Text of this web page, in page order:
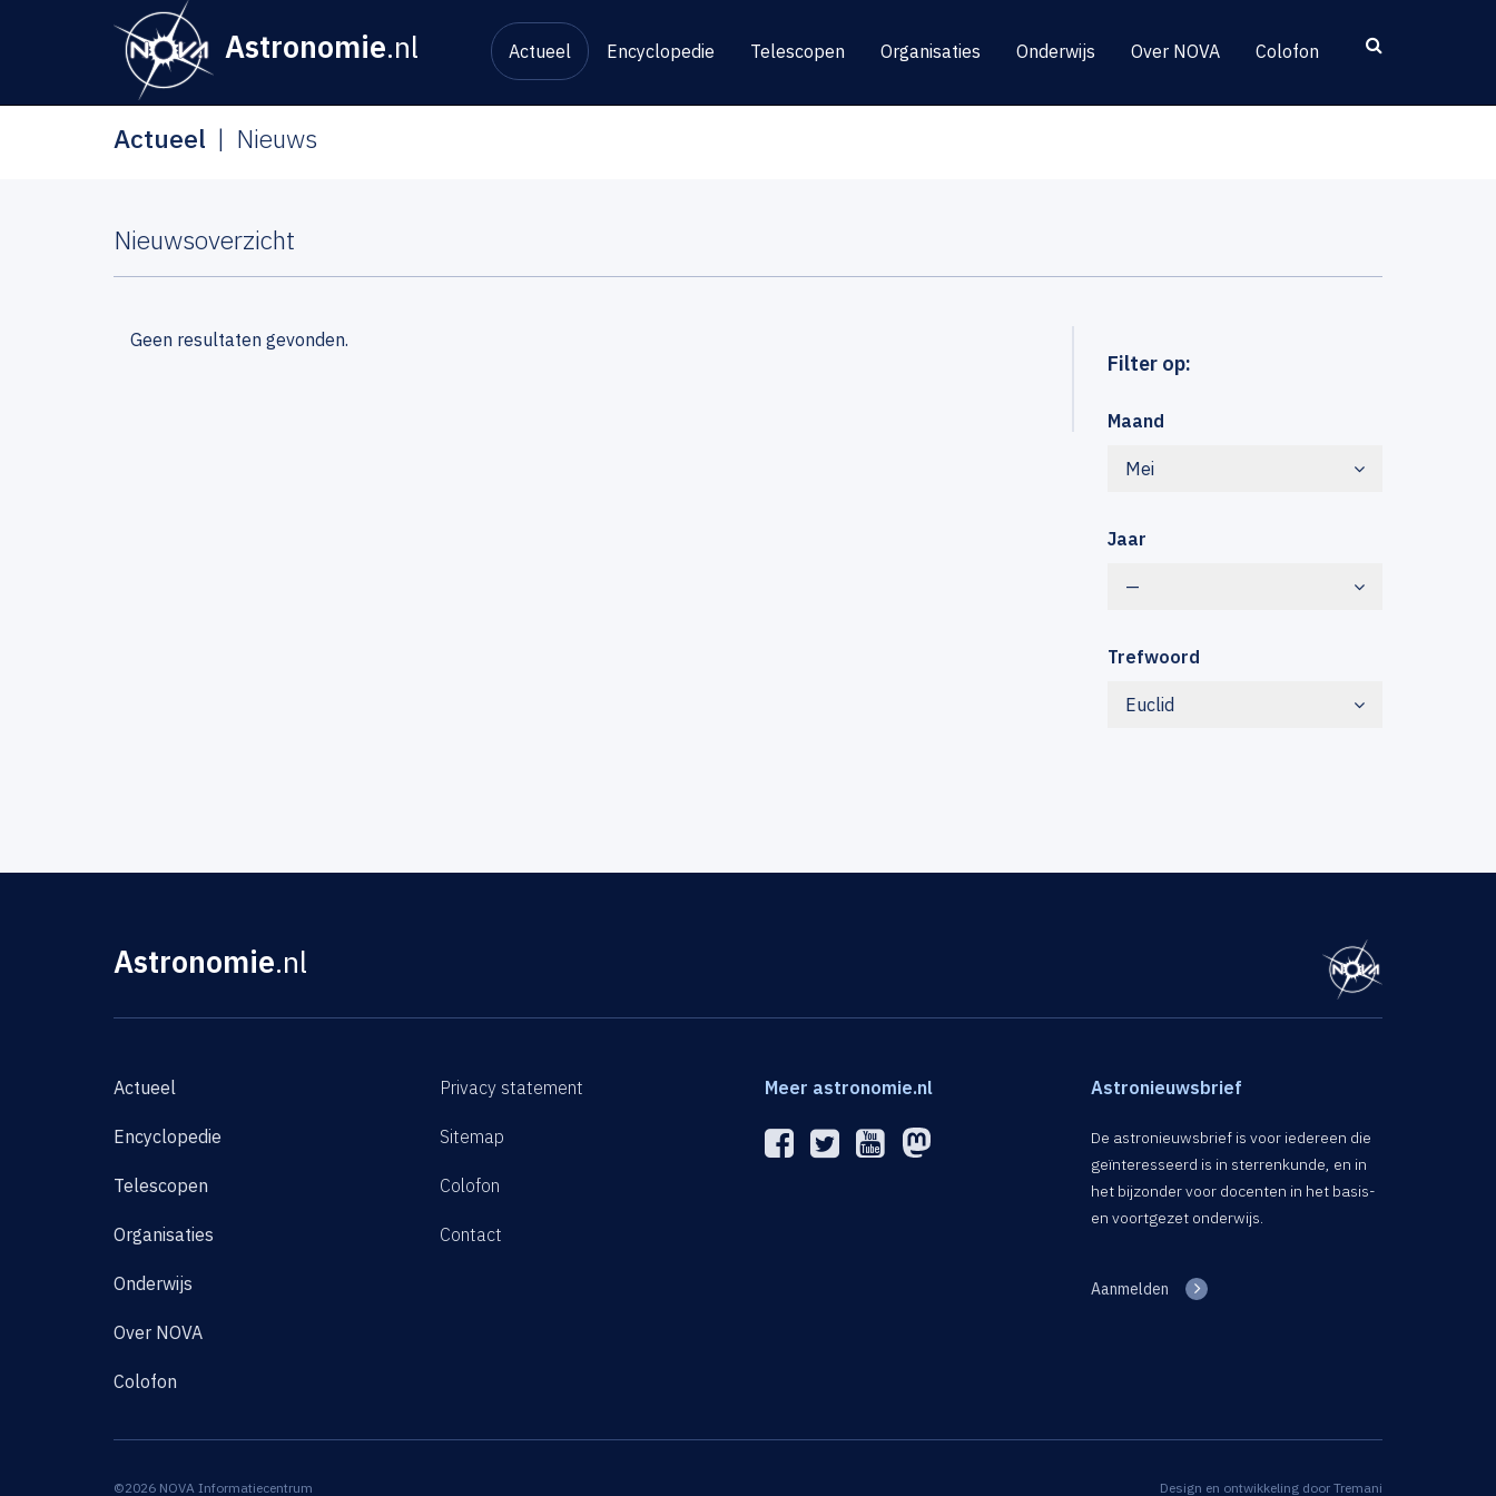
Astronomie.nl Actueel Encyclopedie Telescopen Organisaties Onderwijs Over NOVA Colofon
Actueel Nieuws
Nieuwsoverzicht
Filter op:
Maand
Mei
Jaar
—
Trefwoord
Euclid
Geen resultaten gevonden.
Astronomie.nl
Actueel
Encyclopedie
Telescopen
Organisaties
Onderwijs
Over NOVA
Colofon
Privacy statement
Sitemap
Colofon
Contact
Meer astronomie.nl Astronieuwsbrief
De astronieuwsbrief is voor iedereen die
geïnteresseerd is in sterrenkunde, en in
het bijzonder voor docenten in het basis-
en voortgezet onderwijs.
Aanmelden
©2026 NOVA Informatiecentrum Design en ontwikkeling door Tremani